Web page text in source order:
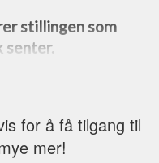
stillingen som
senter.
for å få tilgang til
mer!